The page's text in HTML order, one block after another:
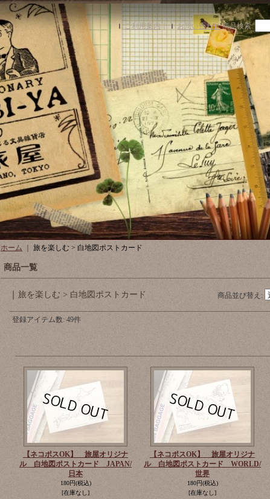
ご利用案内｜ お問い合わせ 商品検索:
ホーム ｜ 旅を楽しむ > 白地図ポストカード
商品一覧
旅を楽しむ > 白地図ポストカード 商品並び替え :
登録アイテム数:49件
【ネコポスOK】 旅屋オリジナ
ル 白地図ポストカード JAPAN/
日本
180円(税込)
[在庫なし]
【ネコポスOK】 旅屋オリジナ
ル 白地図ポストカード WORLD/
世界
180円(税込)
[在庫なし]